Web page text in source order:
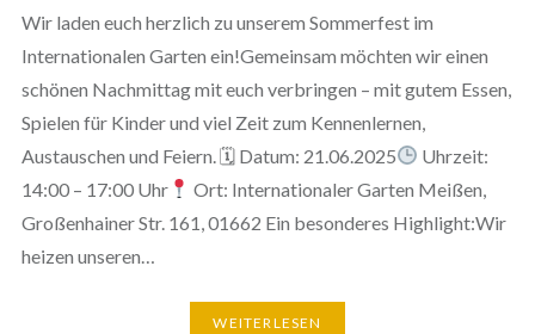
Wir laden euch herzlich zu unserem Sommerfest im
Internationalen Garten ein!Gemeinsam möchten wir einen
schönen Nachmittag mit euch verbringen – mit gutem Essen,
Spielen für Kinder und viel Zeit zum Kennenlernen,
Austauschen und Feiern. 🗓 Datum: 21.06.2025
Uhrzeit:
14:00 – 17:00 Uhr
Ort: Internationaler Garten Meißen,
Großenhainer Str. 161, 01662 Ein besonderes Highlight:Wir
heizen unseren…
WEITERLESEN